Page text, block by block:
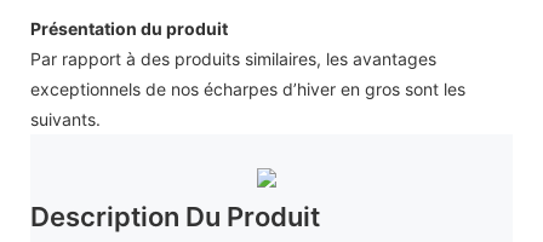
Présentation du produit
Par rapport à des produits similaires, les avantages
exceptionnels de nos écharpes d’hiver en gros sont les
suivants.
Description Du Produit